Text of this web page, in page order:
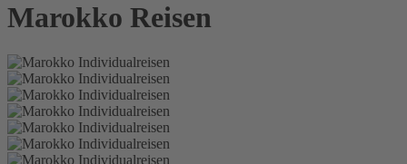
Marokko Reisen